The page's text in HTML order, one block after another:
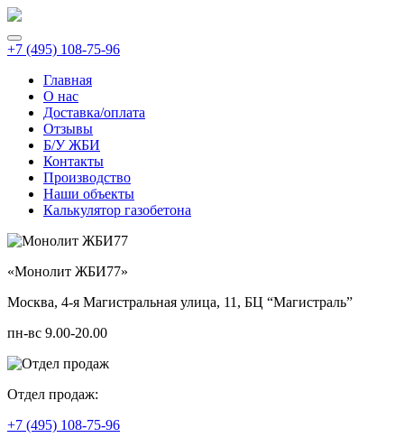
+7 (495) 108-75-96
Главная
О нас
Доставка/оплата
Отзывы
Б/У ЖБИ
Контакты
Производство
Наши объекты
Калькулятор газобетона
«Монолит ЖБИ77»
Москва, 4-я Магистральная улица, 11, ​БЦ “Магистраль”
пн-вс 9.00-20.00
Отдел продаж:
+7 (495) 108-75-96